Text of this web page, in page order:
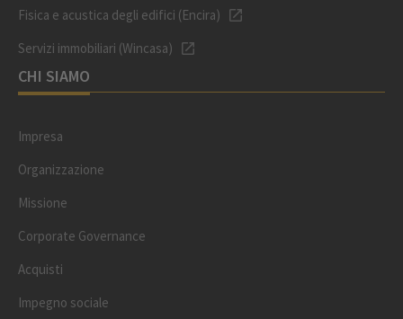
Fisica e acustica degli edifici (Encira)
Servizi immobiliari (Wincasa)
CHI SIAMO
Impresa
Organizzazione
Missione
Corporate Governance
Acquisti
Impegno sociale